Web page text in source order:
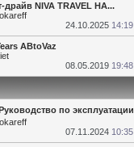
драйв NIVA TRAVEL НА...
24.10.2025 14:19
ABtoVaz
08.05.2019 19:48
по эксплуатации
07.11.2024 10:35